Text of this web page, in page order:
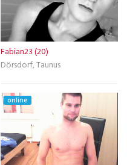
Fabian23 (20)
Dörsdorf, Taunus
online